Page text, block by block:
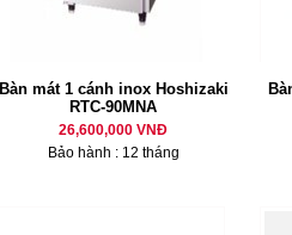
Bàn mát 1 cánh inox Hoshizaki
RTC-90MNA
26,600,000 VNĐ
Bảo hành : 12 tháng